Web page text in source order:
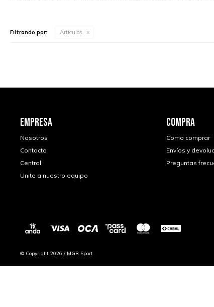
Filtrando por: Artículos
EMPRESA
Nosotros
Contacto
Central
Unite a nuestro equipo
COMPRA
Como comprar
Envíos y
Preguntas
© Copyright 2026 / MGR Sport